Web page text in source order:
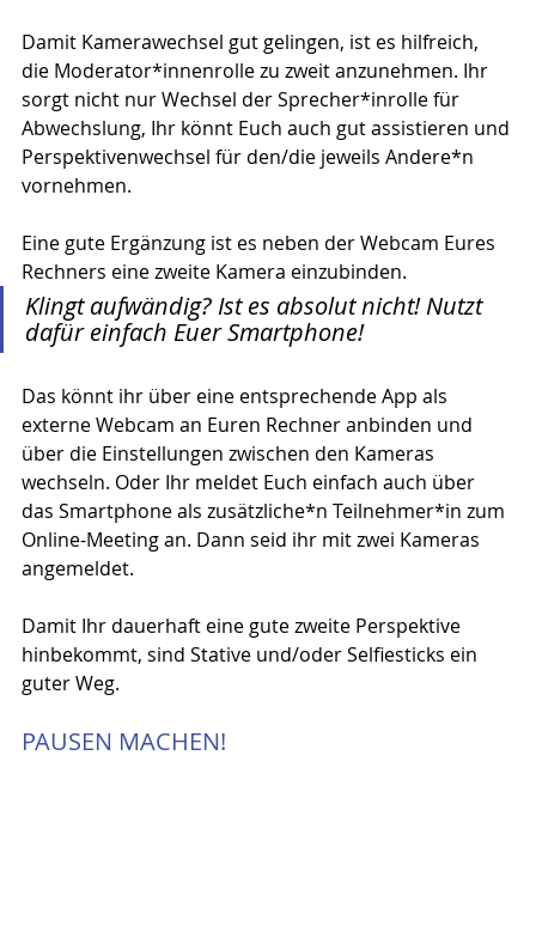
Damit Kamerawechsel gut gelingen, ist es hilfreich,
die Moderator*innenrolle zu zweit anzunehmen. Ihr
sorgt nicht nur Wechsel der Sprecher*inrolle für
Abwechslung, Ihr könnt Euch auch gut assistieren und
Perspektivenwechsel für den/die jeweils Andere*n
vornehmen.
Eine gute Ergänzung ist es neben der Webcam Eures
Rechners eine zweite Kamera einzubinden.
Klingt aufwändig? Ist es absolut nicht! Nutzt
dafür einfach Euer Smartphone!
Das könnt ihr über eine entsprechende App als
externe Webcam an Euren Rechner anbinden und
über die Einstellungen zwischen den Kameras
wechseln. Oder Ihr meldet Euch einfach auch über
das Smartphone als zusätzliche*n Teilnehmer*in zum
Online-Meeting an. Dann seid ihr mit zwei Kameras
angemeldet.
Damit Ihr dauerhaft eine gute zweite Perspektive
hinbekommt, sind Stative und/oder Selfiesticks ein
guter Weg.
PAUSEN MACHEN!